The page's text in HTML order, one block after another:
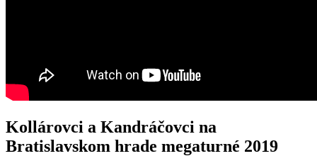
Kollárovci a Kandráčovci na
Bratislavskom hrade megaturné 2019